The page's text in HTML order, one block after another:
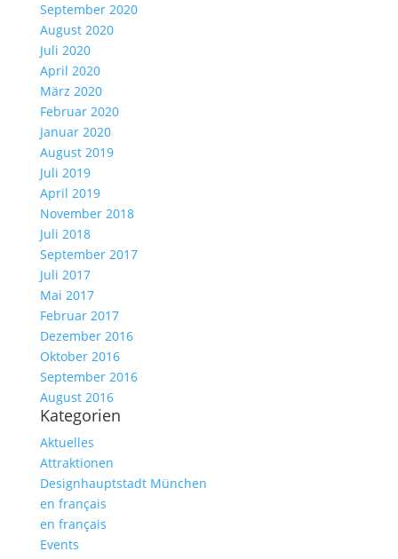
September 2020
August 2020
Juli 2020
April 2020
März 2020
Februar 2020
Januar 2020
August 2019
Juli 2019
April 2019
November 2018
Juli 2018
September 2017
Juli 2017
Mai 2017
Februar 2017
Dezember 2016
Oktober 2016
September 2016
August 2016
Kategorien
Aktuelles
Attraktionen
Designhauptstadt München
en français
en français
Events